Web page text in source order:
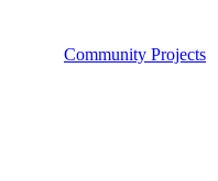
Community Projects